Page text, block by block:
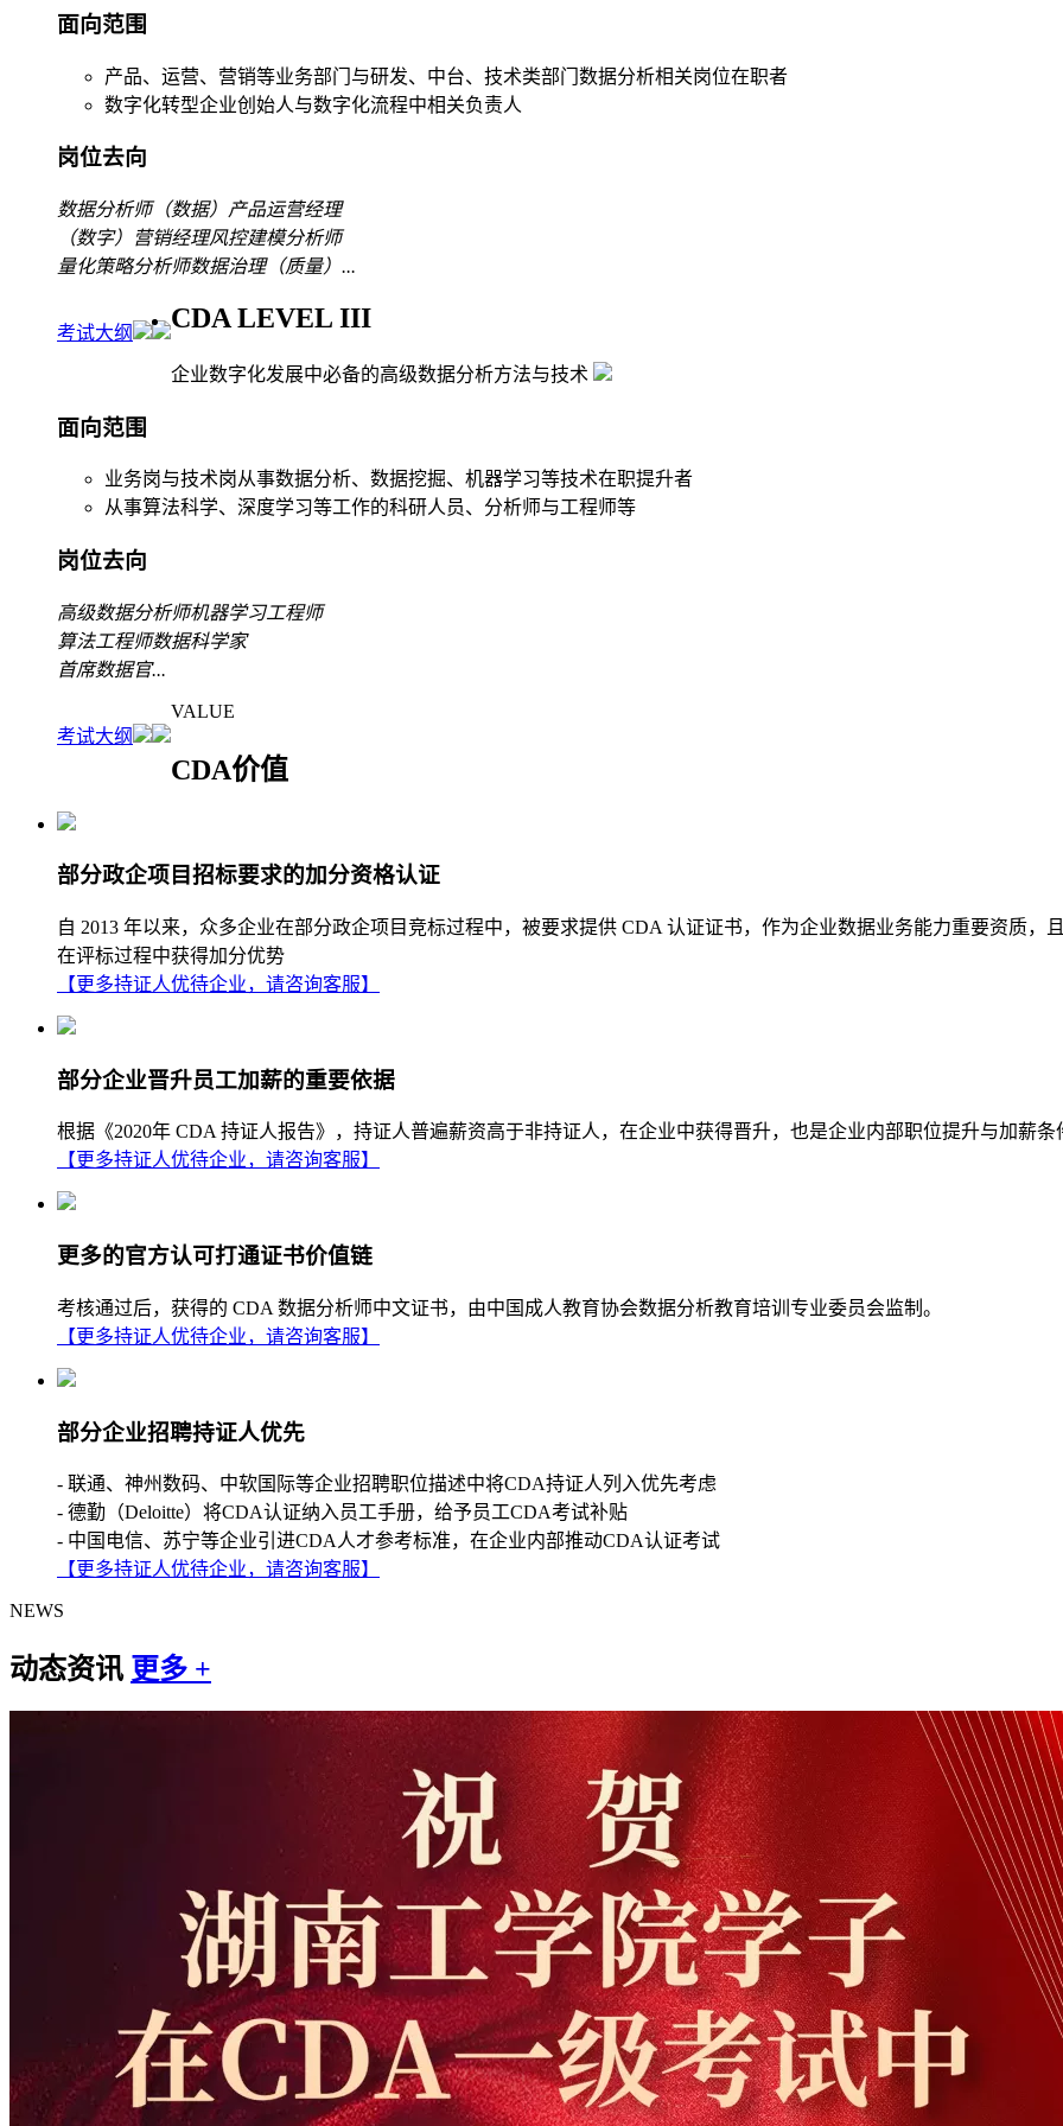
面向范围
产品、运营、营销等业务部门与研发、中台、技术类部门数据分析相关岗位在职者
数字化转型企业创始人与数字化流程中相关负责人
岗位去向
数据分析师（数据）产品运营经理
（数字）营销经理风控建模分析师
量化策略分析师数据治理（质量） ...
考试大纲 CDA LEVEL III
企业数字化发展中必备的高级数据分析方法与技术
面向范围
业务岗与技术岗从事数据分析、数据挖掘、机器学习等技术在职提升者
从事算法科学、深度学习等工作的科研人员、分析师与工程师等
岗位去向
高级数据分析师机器学习工程师
算法工程师数据科学家
首席数据官...
考试大纲
VALUE
CDA价值
部分政企项目招标要求的加分资格认证
自 2013 年以来，众多企业在部分政企项目竞标过程中，被要求提供 CDA 认证证书，作为企业数据业务能力重要资质
在评标过程中获得加分优势
【更多持证人优待企业，请咨询客服】
部分企业晋升员工加薪的重要依据
根据《2020年 CDA 持证人报告》，持证人普遍薪资高于非持证人，在企业中获得晋升，也是企业内部职位提升与加薪条
【更多持证人优待企业，请咨询客服】
更多的官方认可打通证书价值链
考核通过后，获得的 CDA 数据分析师中文证书，由中国成人教育协会数据分析教育培训专业委员会监制。
【更多持证人优待企业，请咨询客服】
部分企业招聘持证人优先
- 联通、神州数码、中软国际等企业招聘职位描述中将CDA持证人列入优先考虑
- 德勤（Deloitte）将CDA认证纳入员工手册，给予员工CDA考试补贴
- 中国电信、苏宁等企业引进CDA人才参考标准，在企业内部推动CDA认证考试
【更多持证人优待企业，请咨询客服】
NEWS
动态资讯 更多 +